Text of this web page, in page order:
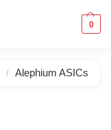
0
/ Alephium ASICs